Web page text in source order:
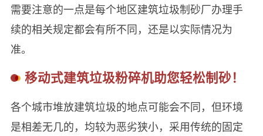
需要注意的一点是每个地区建筑垃圾制砂厂办理手
续的相关规定都会有所不同，还是以实际情况为
准。
移动式建筑垃圾粉碎机助您轻松制砂！
各个城市堆放建筑垃圾的地点可能会不同，但环境
是相差无几的，均较为恶劣狭小，采用传统的固定